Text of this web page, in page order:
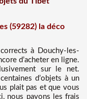
(59282) la déco
à Douchy-les-
d’acheter en ligne.
sur le net.
d’objets à un
plait pas et que vous
nous payons les frais